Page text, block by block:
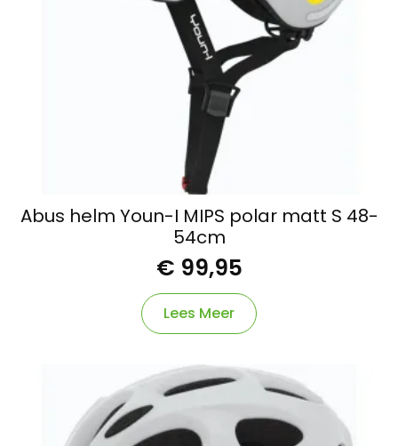
Abus helm Youn-I MIPS polar matt S 48-
54cm
€ 99,95
Lees Meer